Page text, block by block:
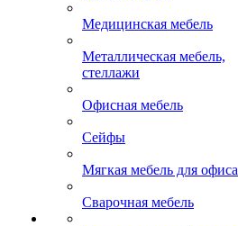
Медицинская мебель
Металлическая мебель,
стеллажи
Офисная мебель
Сейфы
Мягкая мебель для офиса
Сварочная мебель